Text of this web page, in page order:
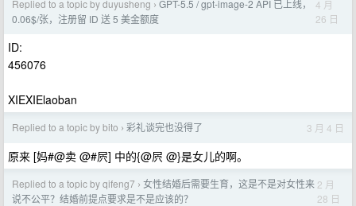
Replied to a topic by duyusheng › GPT-5.5 / gpt-image-2 API 已上线，
0.06$/张，注册留 ID 送 5 美金额度
4 月
26 日
ID:
456076
XIEXIElaoban
Replied to a topic by bito › 彩礼谈完也没得了 3 月 4 日
原来 [妈#@卖 @#屄] 中的{@屄 @}是女儿的啊。
Replied to a topic by qifeng7 › 女性结婚后需要生育，这是不是对女性来
说不公平？结婚前提点要求是不是应该的？
2 月
28 日